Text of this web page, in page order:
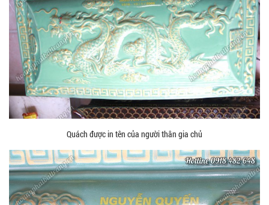
Quách được in tên của người thân gia chủ